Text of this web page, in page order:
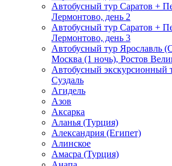
Автобусный тур Саратов +
Лермонтово, день 2
Автобусный тур Саратов +
Лермонтово, день 3
Автобусный тур Ярославль
Москва (1 ночь), Ростов
Автобусный экскурсионный
Суздаль
Агидель
Азов
Аксарка
Аланья (Турция)
Александрия (Египет)
Алинское
Амасра (Турция)